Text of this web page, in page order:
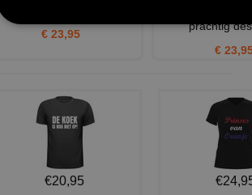
€ 23,95
prachtig
€
€20,95